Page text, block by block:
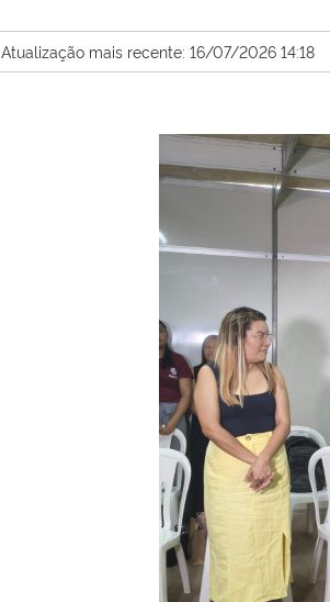
Atualização mais recente: 16/07/2026 14:18